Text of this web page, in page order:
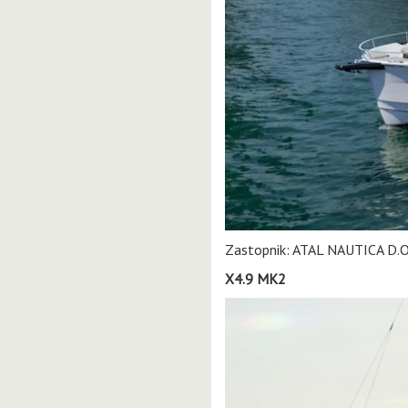
Zastopnik: ATAL NAUTICA
X4.9 MK2